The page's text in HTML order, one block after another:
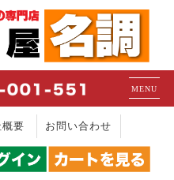
MENU
要 お問い合わせ